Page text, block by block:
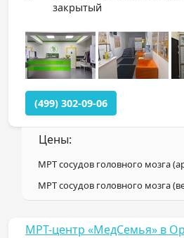
закрытый
(499) 302-09-06
Цены:
МРТ сосудов головного мозга
МРТ сосудов головного мозга
МРТ-центр «МедСемья» в